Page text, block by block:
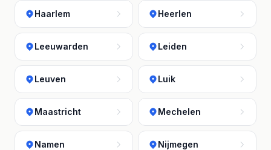
Haarlem Heerlen
Leeuwarden Leiden
Leuven Luik
Maastricht Mechelen
Namen Nijmegen